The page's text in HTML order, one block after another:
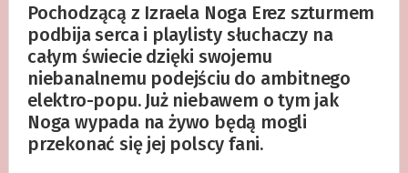
Pochodzącą z Izraela Noga Erez szturmem
podbija serca i playlisty słuchaczy na
całym świecie dzięki swojemu
niebanalnemu podejściu do ambitnego
elektro-popu. Już niebawem o tym jak
Noga wypada na żywo będą mogli
przekonać się jej polscy fani.